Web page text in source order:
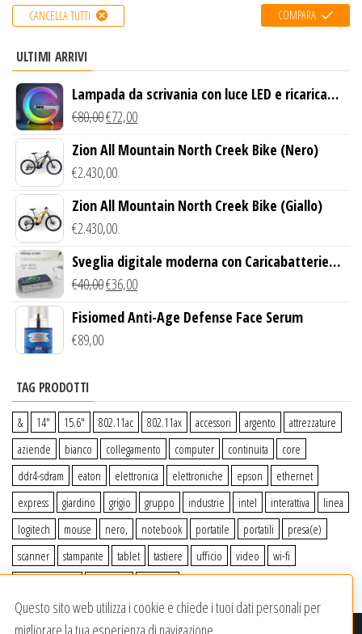
CANCELLA TUTTI COMPARA
ULTIMI ARRIVI
Lampada da scrivania con luce LED e ricarica
wireless
€80,00€72,00
Zion All Mountain North Creek Bike (Nero)
€2.430,00
Zion All Mountain North Creek Bike (Giallo)
€2.430,00
Sveglia digitale moderna con Caricabatterie
Wireless Qi
€40,00€36,00
Fisiomed Anti-Age Defense Face Serum
€89,00
TAG PRODOTTI
& 14″ 15.6″ 802.11ac 802.11ax accessori argento
attrezzature
aziende
bianco collegamento computer continuita
core
ddr4-sdram
eaton elettronica elettroniche epson
ethernet
express
giardino grigio gruppo industrie intel interattiva
linea
logitech
mouse nero, notebook portatile portatili
presa(e)
scanner
stampante tablet tastiere ufficio video
wi-fi
Questo sito web utilizza i cookie e chiede i tuoi dati personali per
migliorare la tua esperienza di navigazione.